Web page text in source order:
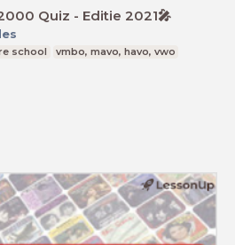
Quiz - Editie 2021🎤
school
vmbo, mavo, havo, vwo